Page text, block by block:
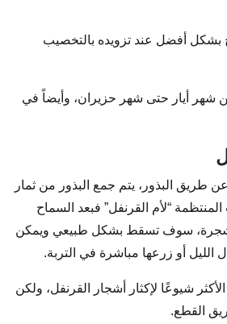
بشكل أفضل عند تزويده بالتخصيب
شهر أيار حتى شهر حزيران، وأيضاً في
طريق البذور، يتم جمع البذور من ثمار
“لأم القرنفل” فبعد السماح
سوف تسقط بشكل طبيعي ويمكن
الليل أو زرعها مباشرة في التربة.
شيوعًا لإكثار أشجار القرنفل، ولكن
القطع.